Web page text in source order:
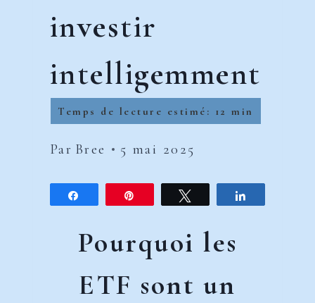
investir
intelligemment
Par Bree 5 mai 2025
Partagez Épingle Tweetez
Pourquoi les
ETF sont un